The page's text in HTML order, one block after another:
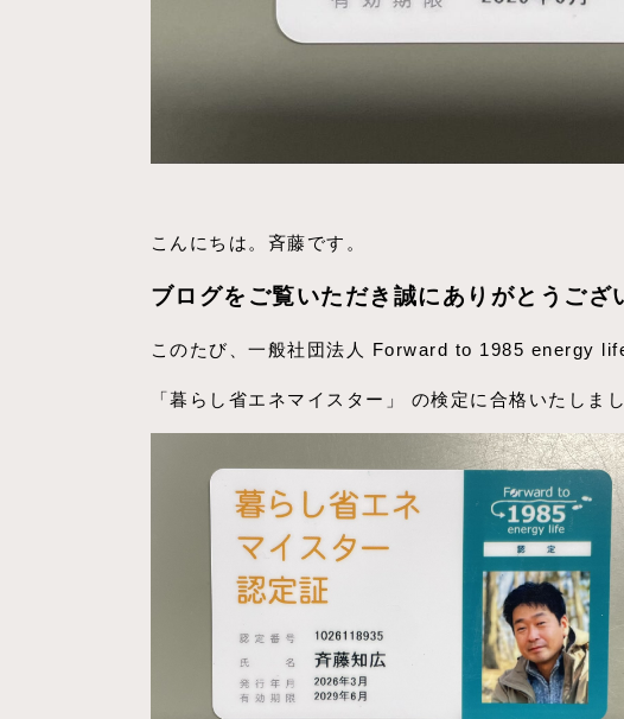
こんにちは。斉藤です。
ブログをご覧いただき誠にありがとうござ
このたび、一般社団法人 Forward to 1985 energy
「暮らし省エネマイスター」 の検定に合格いたしまし